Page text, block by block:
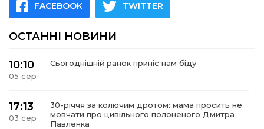
FACEBOOK TWITTER
ОСТАННІ НОВИНИ
10:10
05 сер
Сьогоднішній ранок приніс нам біду
17:13
03 сер
30-річчя за колючим дротом: мама просить не
мовчати про цивільного полоненого Дмитра
Павленка